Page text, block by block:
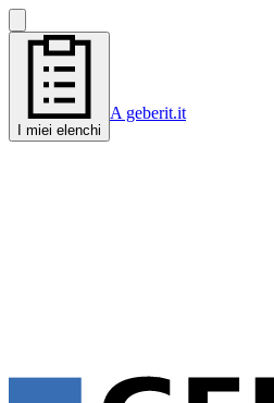
I miei elenchi
A geberit.it